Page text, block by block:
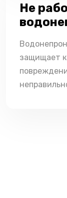
Не
защищает